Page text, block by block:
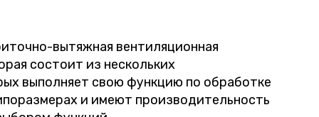
вытяжная вентиляционная
состоит из нескольких
выполняет свою функцию по обработке
и имеют производительность